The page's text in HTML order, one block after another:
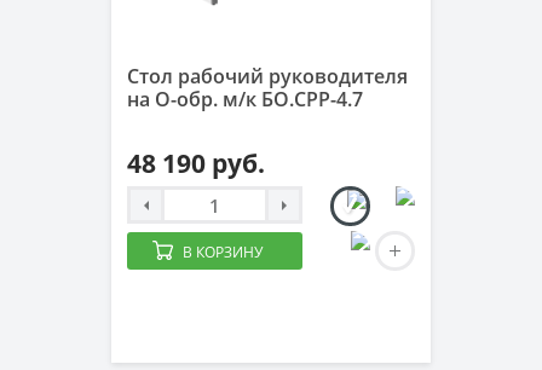
Стол рабочий руководителя
на О-обр. м/к БО.СРР-4.7
48 190 руб.
В КОРЗИНУ